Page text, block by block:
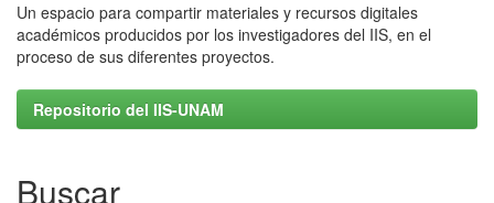
Un espacio para compartir materiales y recursos digitales
académicos producidos por los investigadores del IIS, en el
proceso de sus diferentes proyectos.
Repositorio del IIS-UNAM
Buscar